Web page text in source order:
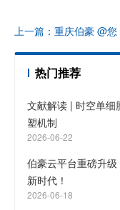
热门推荐
文献解读 | 时空单细
塑机制
2026-06-22
伯豪云平台重磅升
新时代！
2026-06-18